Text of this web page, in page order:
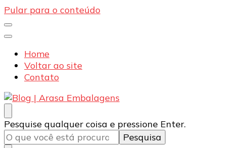
Pular para o conteúdo
Home
Voltar ao site
Contato
Blog | Arasa Embalagens
Confira conteúdos sobre embalagens para pizzas,
doces e salgados. Tudo para seu comércio com a
qualidade Arasa. Leia nossos conteúdos!
Procurando
algo?
Pesquise qualquer coisa e pressione Enter.